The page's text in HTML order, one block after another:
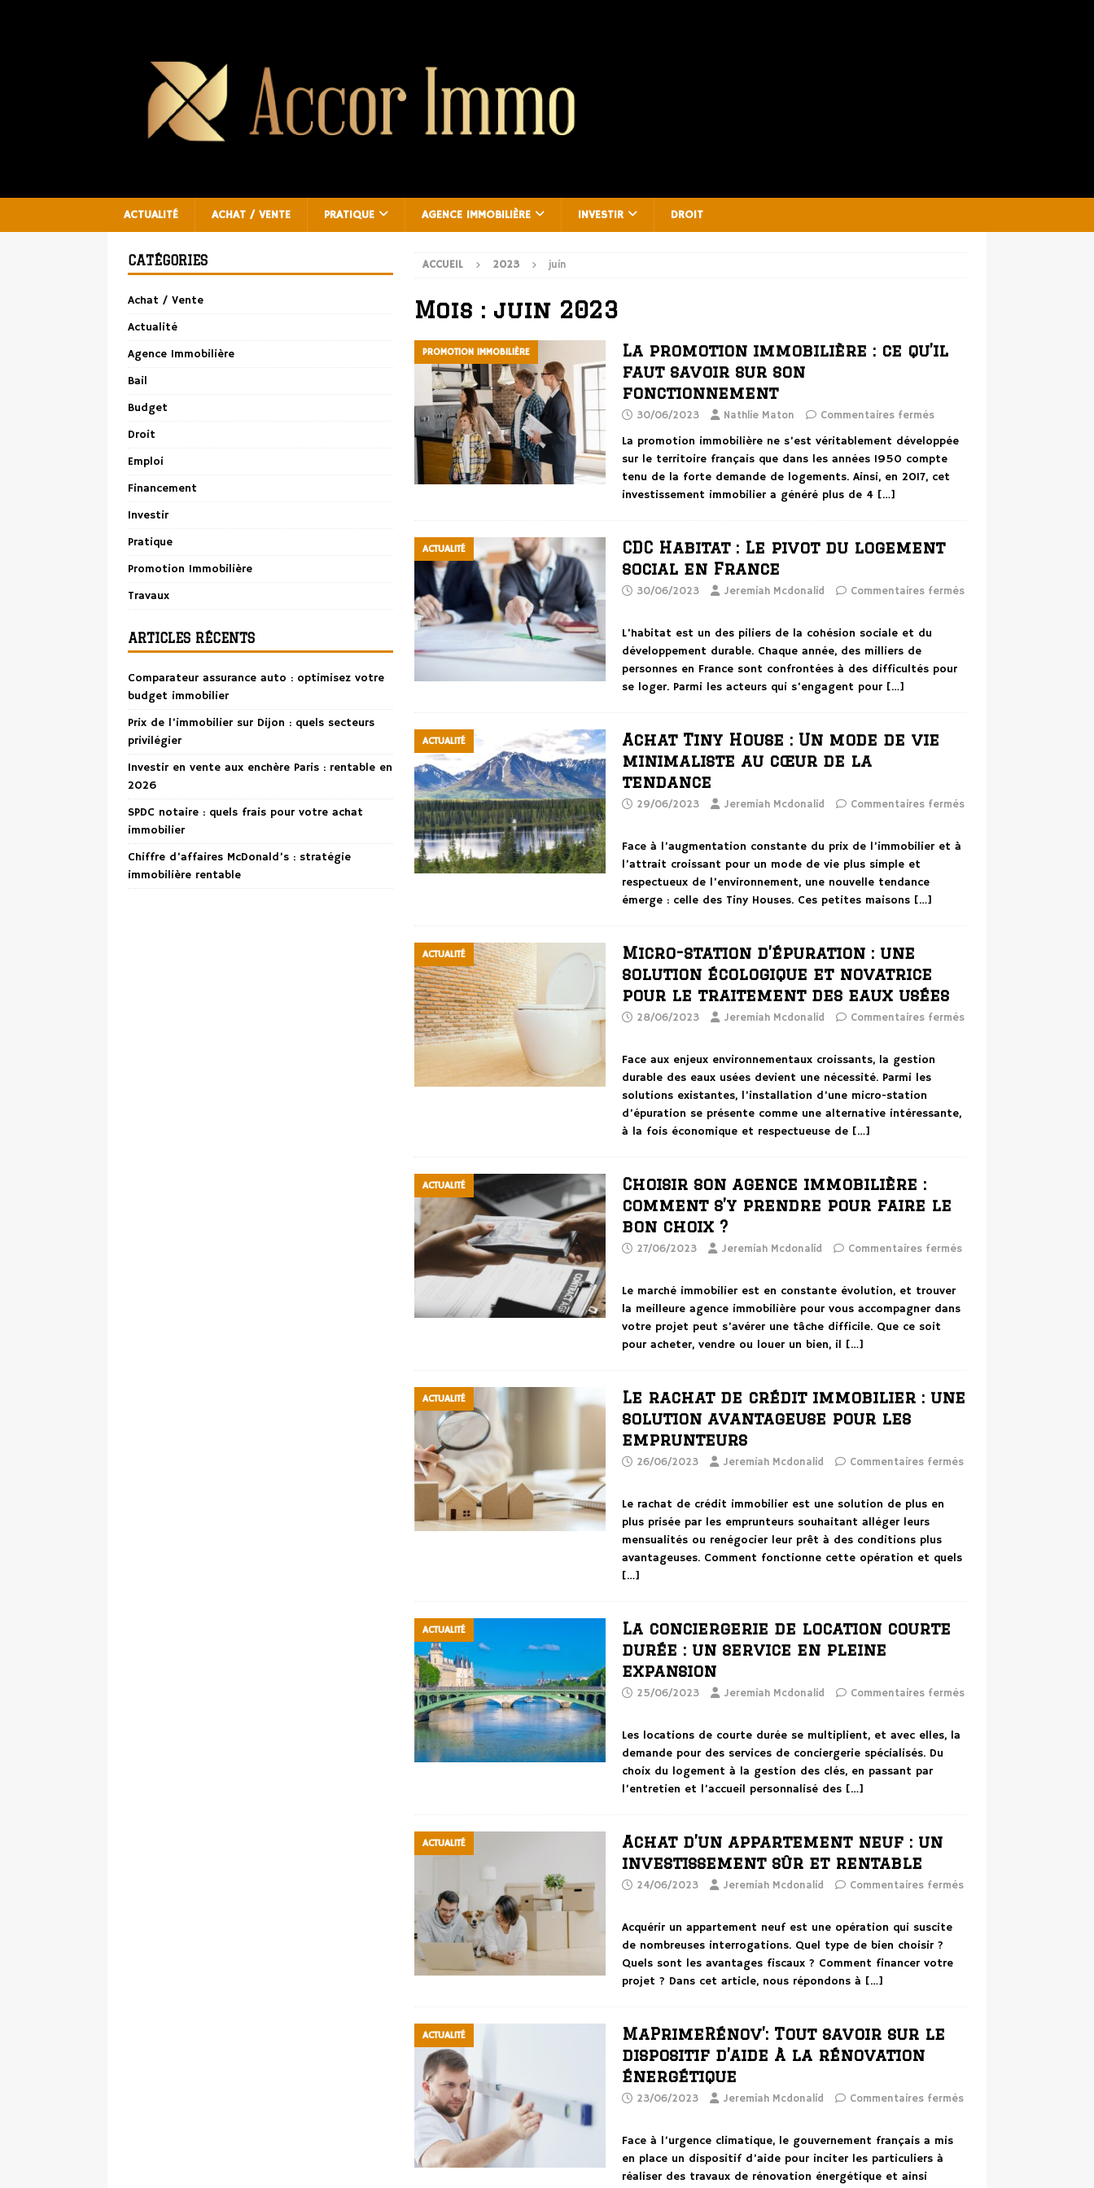
ACTUALITÉ ACHAT / VENTE PRATIQUE AGENCE IMMOBILIÈRE INVESTIR DROIT
ACCUEIL 2023 juin
Mois : juin 2023
PROMOTION IMMOBILIÈRE
La promotion immobilière : ce qu’il
faut savoir sur son
fonctionnement
30/06/2023 Nathlie Maton Commentaires fermés
La promotion immobilière ne s’est véritablement développée
sur le territoire français que dans les années 1950 compte
tenu de la forte demande de logements. Ainsi, en 2017, cet
investissement immobilier a généré plus de 4 […]
ACTUALITÉ
CDC Habitat : Le pivot du logement
social en France
30/06/2023 Jeremiah Mcdonalid Commentaires fermés
L’habitat est un des piliers de la cohésion sociale et du
développement durable. Chaque année, des milliers de
personnes en France sont confrontées à des difficultés pour
se loger. Parmi les acteurs qui s’engagent pour […]
ACTUALITÉ
Achat Tiny House : Un mode de vie
minimaliste au cœur de la
tendance
29/06/2023 Jeremiah Mcdonalid Commentaires fermés
Face à l’augmentation constante du prix de l’immobilier et à
l’attrait croissant pour un mode de vie plus simple et
respectueux de l’environnement, une nouvelle tendance
émerge : celle des Tiny Houses. Ces petites maisons […]
ACTUALITÉ
Micro-station d’épuration : une
solution écologique et novatrice
pour le traitement des eaux usées
28/06/2023 Jeremiah Mcdonalid Commentaires fermés
Face aux enjeux environnementaux croissants, la gestion
durable des eaux usées devient une nécessité. Parmi les
solutions existantes, l’installation d’une micro-station
d’épuration se présente comme une alternative intéressante,
à la fois économique et respectueuse de […]
ACTUALITÉ
Choisir son agence immobilière :
comment s’y prendre pour faire le
bon choix ?
27/06/2023 Jeremiah Mcdonalid Commentaires fermés
Le marché immobilier est en constante évolution, et trouver
la meilleure agence immobilière pour vous accompagner dans
votre projet peut s’avérer une tâche difficile. Que ce soit
pour acheter, vendre ou louer un bien, il […]
ACTUALITÉ
Le rachat de crédit immobilier : une
solution avantageuse pour les
emprunteurs
26/06/2023 Jeremiah Mcdonalid Commentaires fermés
Le rachat de crédit immobilier est une solution de plus en
plus prisée par les emprunteurs souhaitant alléger leurs
mensualités ou renégocier leur prêt à des conditions plus
avantageuses. Comment fonctionne cette opération et quels
[…]
ACTUALITÉ
La conciergerie de location courte
durée : un service en pleine
expansion
25/06/2023 Jeremiah Mcdonalid Commentaires fermés
Les locations de courte durée se multiplient, et avec elles, la
demande pour des services de conciergerie spécialisés. Du
choix du logement à la gestion des clés, en passant par
l’entretien et l’accueil personnalisé des […]
ACTUALITÉ
Achat d’un appartement neuf : un
investissement sûr et rentable
24/06/2023 Jeremiah Mcdonalid Commentaires fermés
Acquérir un appartement neuf est une opération qui suscite
de nombreuses interrogations. Quel type de bien choisir ?
Quels sont les avantages fiscaux ? Comment financer votre
projet ? Dans cet article, nous répondons à […]
ACTUALITÉ
MaPrimeRénov’: Tout savoir sur le
dispositif d’aide à la rénovation
énergétique
23/06/2023 Jeremiah Mcdonalid Commentaires fermés
Face à l’urgence climatique, le gouvernement français a mis
en place un dispositif d’aide pour inciter les particuliers à
réaliser des travaux de rénovation énergétique et ainsi
CATÉGORIES
Achat / Vente
Actualité
Agence Immobilière
Bail
Budget
Droit
Emploi
Financement
Investir
Pratique
Promotion Immobilière
Travaux
ARTICLES RÉCENTS
Comparateur assurance auto : optimisez votre
budget immobilier
Prix de l’immobilier sur Dijon : quels secteurs
privilégier
Investir en vente aux enchère Paris : rentable en
2026
SPDC notaire : quels frais pour votre achat
immobilier
Chiffre d’affaires McDonald’s : stratégie
immobilière rentable